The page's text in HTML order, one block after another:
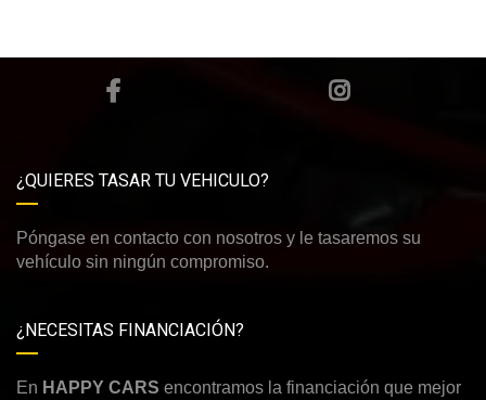
¿QUIERES TASAR TU VEHICULO?
Póngase en contacto con nosotros y le tasaremos su
vehículo sin ningún compromiso.
¿NECESITAS FINANCIACIÓN?
En HAPPY CARS encontramos la financiación que mejor